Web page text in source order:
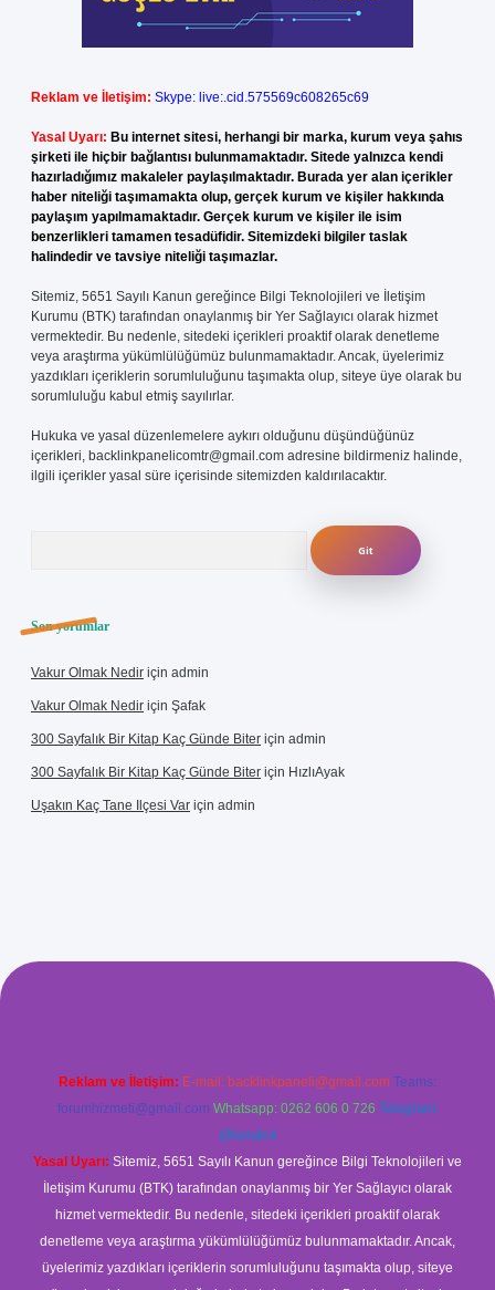
Reklam ve İletişim: Skype: live:.cid.575569c608265c69
Yasal Uyarı: Bu internet sitesi, herhangi bir marka, kurum veya şahıs
şirketi ile hiçbir bağlantısı bulunmamaktadır. Sitede yalnızca kendi
hazırladığımız makaleler paylaşılmaktadır. Burada yer alan içerikler
haber niteliği taşımamakta olup, gerçek kurum ve kişiler hakkında
paylaşım yapılmamaktadır. Gerçek kurum ve kişiler ile isim
benzerlikleri tamamen tesadüfidir. Sitemizdeki bilgiler taslak
halindedir ve tavsiye niteliği taşımazlar.
Sitemiz, 5651 Sayılı Kanun gereğince Bilgi Teknolojileri ve İletişim
Kurumu (BTK) tarafından onaylanmış bir Yer Sağlayıcı olarak hizmet
vermektedir. Bu nedenle, sitedeki içerikleri proaktif olarak denetleme
veya araştırma yükümlülüğümüz bulunmamaktadır. Ancak, üyelerimiz
yazdıkları içeriklerin sorumluluğunu taşımakta olup, siteye üye olarak bu
sorumluluğu kabul etmiş sayılırlar.
Hukuka ve yasal düzenlemelere aykırı olduğunu düşündüğünüz
içerikleri, backlinkpanelicomtr@gmail.com adresine bildirmeniz halinde,
ilgili içerikler yasal süre içerisinde sitemizden kaldırılacaktır.
Son yorumlar
Vakur Olmak Nedir için admin
Vakur Olmak Nedir için Şafak
300 Sayfalık Bir Kitap Kaç Günde Biter için admin
300 Sayfalık Bir Kitap Kaç Günde Biter için HızlıAyak
Uşakın Kaç Tane Ilçesi Var için admin
Reklam ve İletişim: E-mail: backlinkpaneli@gmail.com Teams:
forumhizmeti@gmail.com Whatsapp: 0262 606 0 726 Telegram:
@karabul
Yasal Uyarı: Sitemiz, 5651 Sayılı Kanun gereğince Bilgi Teknolojileri ve
İletişim Kurumu (BTK) tarafından onaylanmış bir Yer Sağlayıcı olarak
hizmet vermektedir. Bu nedenle, sitedeki içerikleri proaktif olarak
denetleme veya araştırma yükümlülüğümüz bulunmamaktadır. Ancak,
üyelerimiz yazdıkları içeriklerin sorumluluğunu taşımakta olup, siteye